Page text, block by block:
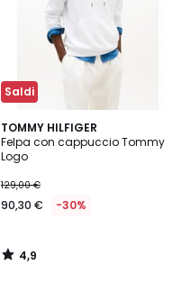
Saldi
TOMMY HILFIGER
Felpa con cappuccio Tommy
Logo
129,00 €
90,30 € -30%
4,9
/ 5
4,9
/